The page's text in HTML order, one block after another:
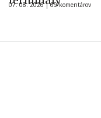
07. 08. 2026 |69 komentárov